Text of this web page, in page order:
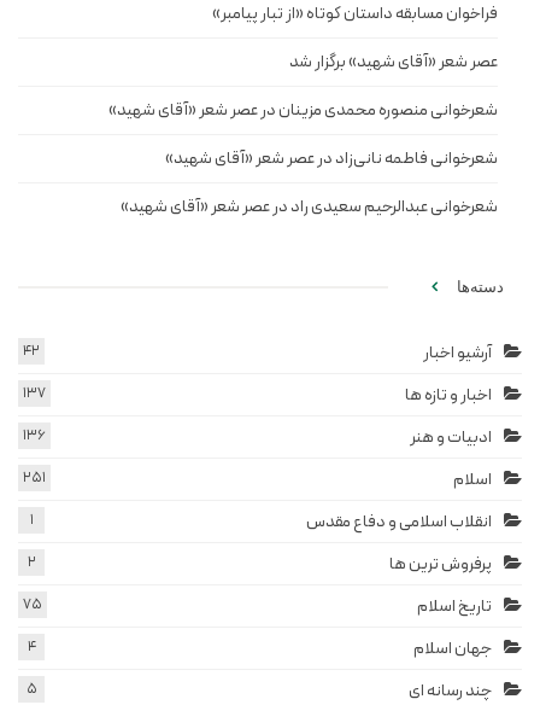
فراخوان مسابقه داستان کوتاه «از تبار پیامبر»
عصر شعر «آقای شهید» برگزار شد
شعرخوانی منصوره محمدی مزینان در عصر شعر «آقای شهید»
شعرخوانی فاطمه نانی‌زاد در عصر شعر «آقای شهید»
شعرخوانی عبدالرحیم سعیدی راد در عصر شعر «آقای شهید»
دسته‌ها
آرشیو اخبار 42
اخبار و تازه ها 137
ادبیات و هنر 136
اسلام 251
انقلاب اسلامی و دفاع مقدس 1
پرفروش ترین ها 2
تاریخ اسلام 75
جهان اسلام 4
چند رسانه ای 5